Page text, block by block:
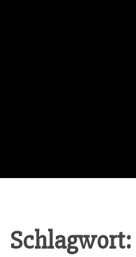
Schlagwort: